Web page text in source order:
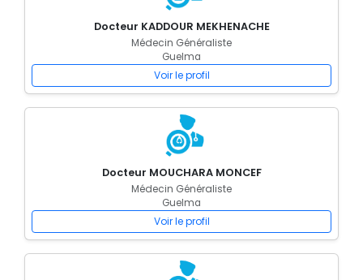
Docteur KADDOUR MEKHENACHE
Médecin Généraliste
Guelma
Voir le profil
Docteur MOUCHARA MONCEF
Médecin Généraliste
Guelma
Voir le profil